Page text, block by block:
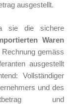
ausgestellt.
sie die sichere
Waren
gemäss
ausgestellt
Vollständiger
und des
und